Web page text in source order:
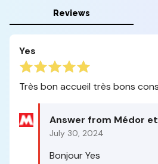
Reviews
Yes
Très bon accueil très bons
Answer from Médor
July 30, 2024
Bonjour Yes